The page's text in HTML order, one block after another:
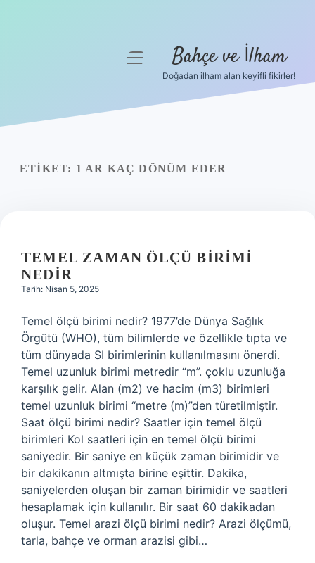
Yasal Uyarı
menüyü
Bahçe ve İlham
Doğadan ilham alan keyifli fikirler!
ETIKET: 1 AR KAÇ DÖNÜM EDER
TEMEL ZAMAN ÖLÇÜ BIRIMI
NEDIR
Tarih: Nisan 5, 2025
Temel ölçü birimi nedir? 1977’de Dünya Sağlık
Örgütü (WHO), tüm bilimlerde ve özellikle tıpta ve
tüm dünyada SI birimlerinin kullanılmasını önerdi.
Temel uzunluk birimi metredir “m”. çoklu uzunluğa
karşılık gelir. Alan (m2) ve hacim (m3) birimleri
temel uzunluk birimi “metre (m)”den türetilmiştir.
Saat ölçü birimi nedir? Saatler için temel ölçü
birimleri Kol saatleri için en temel ölçü birimi
saniyedir. Bir saniye en küçük zaman birimidir ve
bir dakikanın altmışta birine eşittir. Dakika,
saniyelerden oluşan bir zaman birimidir ve saatleri
hesaplamak için kullanılır. Bir saat 60 dakikadan
oluşur. Temel arazi ölçü birimi nedir? Arazi ölçümü,
tarla, bahçe ve orman arazisi gibi…